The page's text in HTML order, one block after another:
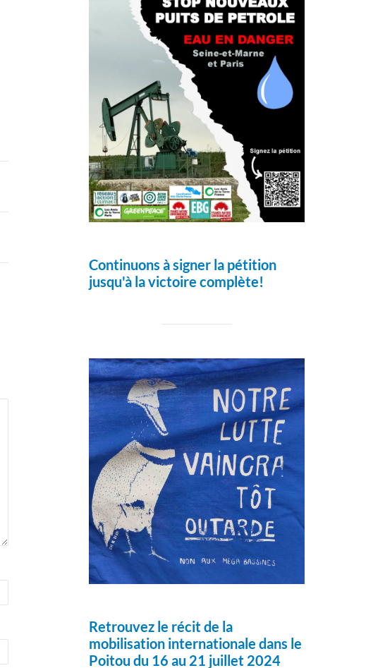
Continuons à signer la pétition
jusqu'à la victoire complète!
Retrouvez le récit de la
mobilisation internationale dans le
Poitou du 16 au 21 juillet 2024